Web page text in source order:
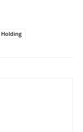
Holding